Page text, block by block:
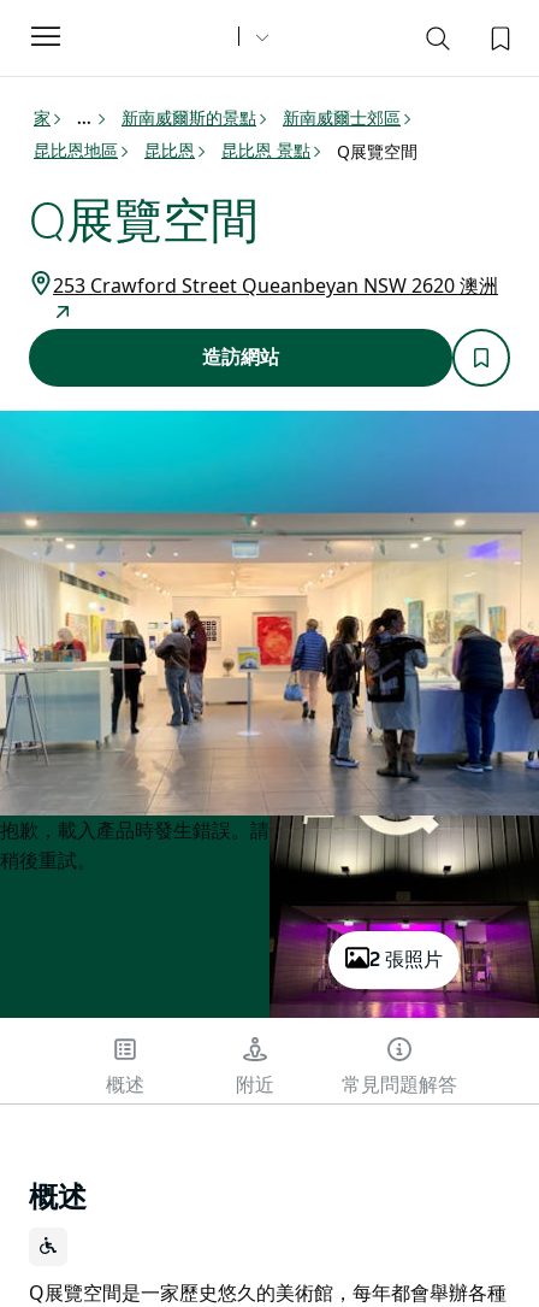
Toggle
navigation
家 ... 新南威爾斯的景點
新南威爾士郊區
昆比恩地區
昆比恩 昆比恩 景點 Q展覽空間
Q展覽空間
253 Crawford Street Queanbeyan NSW 2620 澳洲
造訪網站
2 張照片
Product
List
Product
List
抱歉，載入產品時發生錯誤。請
稍後重試。
概述 附近 常見問題解答
概述
Q展覽空間是一家歷史悠久的美術館，每年都會舉辦各種